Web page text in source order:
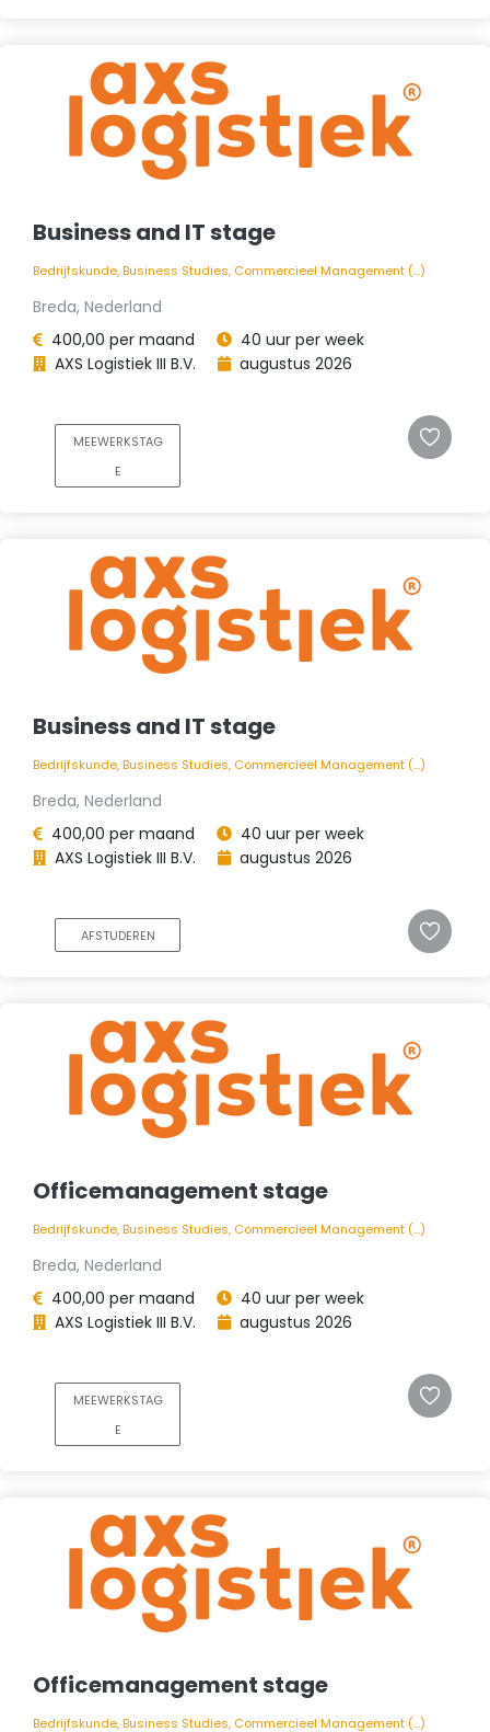
Business and IT stage
Bedrijfskunde, Business Studies, Commercieel Management (...)
Breda, Nederland
400,00 per maand
40 uur per week
AXS Logistiek III B.V.
augustus 2026
MEEWERKSTAG
E
Business and IT stage
Bedrijfskunde, Business Studies, Commercieel Management (...)
Breda, Nederland
400,00 per maand
40 uur per week
AXS Logistiek III B.V.
augustus 2026
AFSTUDEREN
Officemanagement stage
Bedrijfskunde, Business Studies, Commercieel Management (...)
Breda, Nederland
400,00 per maand
40 uur per week
AXS Logistiek III B.V.
augustus 2026
MEEWERKSTAG
E
Officemanagement stage
Bedrijfskunde, Business Studies, Commercieel Management (...)